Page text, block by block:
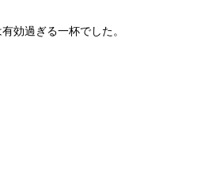
効過ぎる一杯でした。